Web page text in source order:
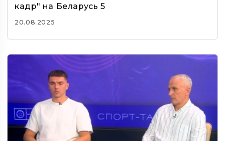
кадр" на Беларусь 5
20.08.2025